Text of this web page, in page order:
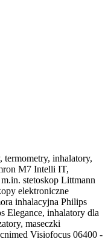
termometry, inhalatory,
M7 Intelli IT,
stetoskop Littmann
elektroniczne
inhalacyjna Philips
Elegance, inhalatory dla
maseczki
Visiofocus 06400 -